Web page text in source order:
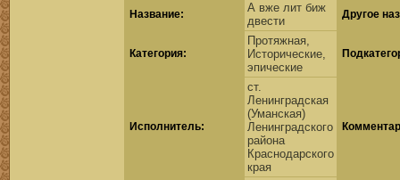
Название:
А вже лит биж
двести
Другое
Категория:
Протяжная,
Исторические,
эпические
Исполнитель:
ст.
Ленинградская
(Уманская)
Ленинградского
района
Краснодарского
края